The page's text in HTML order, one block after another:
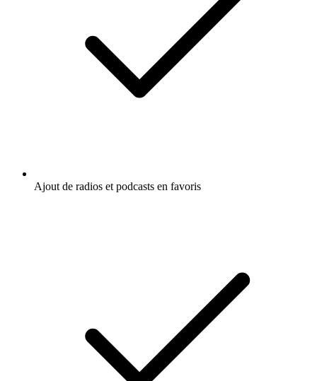
Ajout de radios et podcasts en favoris